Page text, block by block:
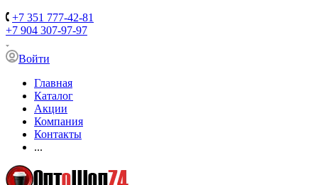
+7 351 777-42-81
+7 904 307-97-97
Войти
Главная
Каталог
Акции
Компания
Контакты
...